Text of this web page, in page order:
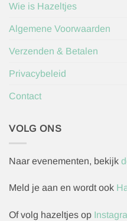
Wie is Hazeltjes
Algemene Voorwaarden
Verzenden & Betalen
Privacybeleid
Contact
VOLG ONS
Naar evenementen, bekijk
Meld je aan en wordt ook
Of volg hazeltjes op